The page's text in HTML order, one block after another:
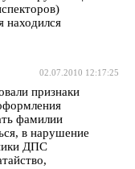
находился
02.07.2010 12:17:25
признаки
фамилии
в нарушение
ДПС